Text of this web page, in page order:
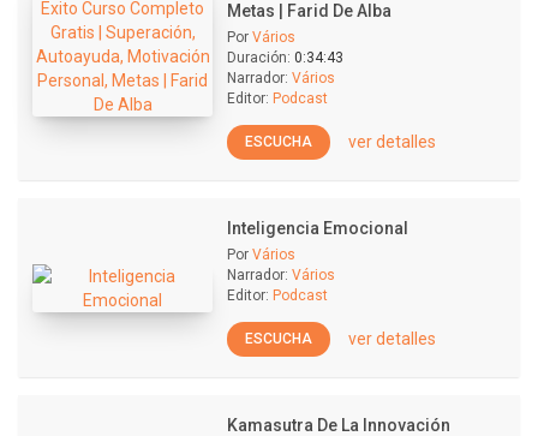
Metas | Farid De Alba
Por Vários
Duración: 0:34:43
Narrador: Vários
Editor: Podcast
ESCUCHA ver detalles
Inteligencia Emocional
Por Vários
Narrador: Vários
Editor: Podcast
ESCUCHA ver detalles
Kamasutra De La Innovación